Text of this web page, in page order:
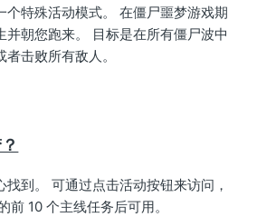
个特殊活动模式。 在僵尸噩梦游戏期
并朝您跑来。 目标是在所有僵尸波中
击败所有敌人。
到。 可通过点击活动按钮来访问，
前 10 个主线任务后可用。